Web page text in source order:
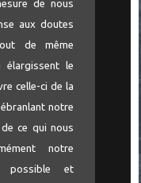
de nous
aux doutes
de même
élargissent le
celle-ci de la
notre
ce qui nous
notre
possible et